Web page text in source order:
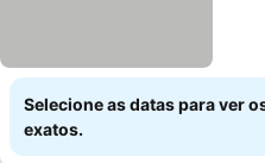
Selecione as datas para ver
exatos.